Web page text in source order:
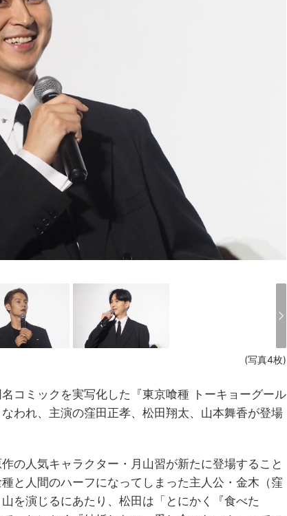
(写真4枚)
コミックを実写化した『東京喰種 トーキョーグール
われ、主演の窪田正孝、松田翔太、山本舞香が登場
の人気キャラクター・月山習が新たに登場すること
と人間のハーフになってしまった主人公・金木（窪
を演じるにあたり、松田は「とにかく『食べた